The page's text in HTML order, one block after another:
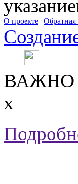
О проекте | Обратная
ВАЖНО
х